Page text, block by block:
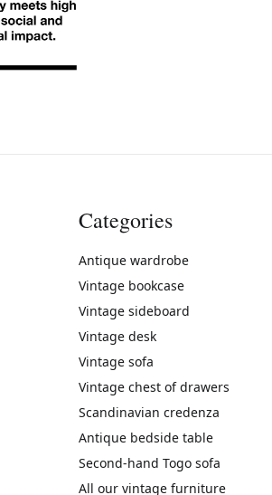
Categories
Antique wardrobe
Vintage bookcase
Vintage sideboard
Vintage desk
Vintage sofa
Vintage chest of drawers
Scandinavian credenza
Antique bedside table
Second-hand Togo sofa
All our vintage furniture